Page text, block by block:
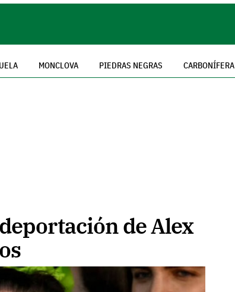
MONCLOVA PIEDRAS NEGRAS CARBONÍFERA
de Alex